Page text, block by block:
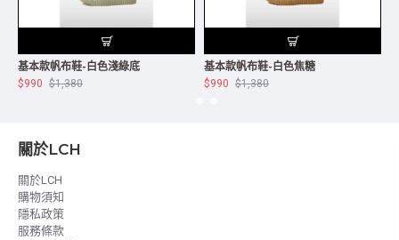
基本款帆布鞋-白色淺綠底
$990 $1,380
基本款帆布鞋-白色焦糖
$990 $1,380
關於LCH
關於LCH
購物須知
隱私政策
服務條款